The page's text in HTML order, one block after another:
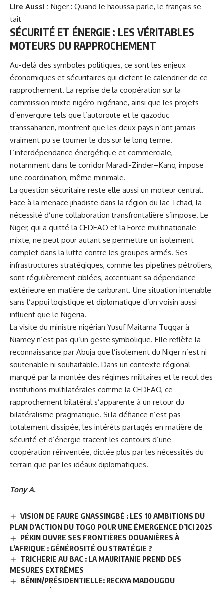
Lire Aussi : Niger : Quand le haoussa parle, le français se
tait
SÉCURITÉ ET ÉNERGIE : LES VÉRITABLES
MOTEURS DU RAPPROCHEMENT
Au-delà des symboles politiques, ce sont les enjeux
économiques et sécuritaires qui dictent le calendrier de ce
rapprochement. La reprise de la coopération sur la
commission mixte nigéro-nigériane, ainsi que les projets
d’envergure tels que l’autoroute et le gazoduc
transsaharien, montrent que les deux pays n’ont jamais
vraiment pu se tourner le dos sur le long terme.
L’interdépendance énergétique et commerciale,
notamment dans le corridor Maradi-Zinder–Kano, impose
une coordination, même minimale.
La question sécuritaire reste elle aussi un moteur central.
Face à la menace jihadiste dans la région du lac Tchad, la
nécessité d’une collaboration transfrontalière s’impose. Le
Niger, qui a quitté la CEDEAO et la Force multinationale
mixte, ne peut pour autant se permettre un isolement
complet dans la lutte contre les groupes armés. Ses
infrastructures stratégiques, comme les pipelines pétroliers,
sont régulièrement ciblées, accentuant sa dépendance
extérieure en matière de carburant. Une situation intenable
sans l’appui logistique et diplomatique d’un voisin aussi
influent que le Nigeria.
La visite du ministre nigérian Yusuf Maitama Tuggar à
Niamey n’est pas qu’un geste symbolique. Elle reflète la
reconnaissance par Abuja que l’isolement du Niger n’est ni
soutenable ni souhaitable. Dans un contexte régional
marqué par la montée des régimes militaires et le recul des
institutions multilatérales comme la CEDEAO, ce
rapprochement bilatéral s’apparente à un retour du
bilatéralisme pragmatique. Si la défiance n’est pas
totalement dissipée, les intérêts partagés en matière de
sécurité et d’énergie tracent les contours d’une
coopération réinventée, dictée plus par les nécessités du
terrain que par les idéaux diplomatiques.
Tony A.
VISION DE FAURE GNASSINGBÉ : LES 10 AMBITIONS DU
PLAN D’ACTION DU TOGO POUR UNE ÉMERGENCE D’ICI 2025
PÉKIN OUVRE SES FRONTIÈRES DOUANIÈRES À
L’AFRIQUE : GÉNÉROSITÉ OU STRATÉGIE ?
TRICHERIE AU BAC : LA MAURITANIE PREND DES
MESURES EXTRÊMES
BÉNIN/PRÉSIDENTIELLE: RECKYA MADOUGOU